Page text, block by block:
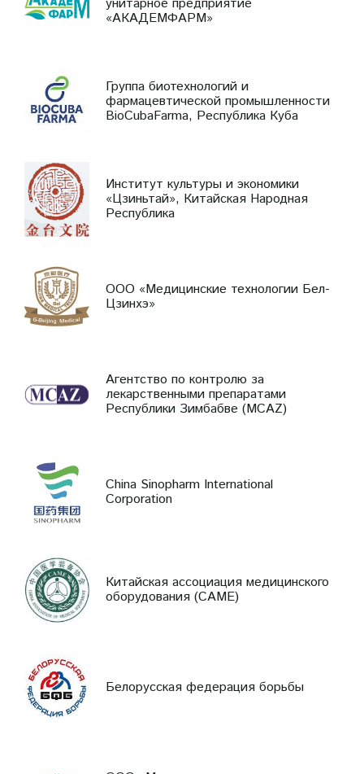
«АКАДЕМФАРМ»
Группа биотехнологий и
фармацевтической промышленности
BioCubaFarma, Республика Куба
Институт культуры и экономики
«Цзиньтай», Китайская Народная
Республика
ООО «Медицинские технологии Бел-
Цзинхэ»
Агентство по контролю за
лекарственными препаратами
Республики Зимбабве (MCAZ)
China Sinopharm International
Corporation
Китайская ассоциация медицинского
оборудования (CAME)
Белорусская федерация борьбы